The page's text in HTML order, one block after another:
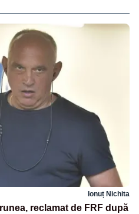
Ionuț Nichita
reclamat de FRF după